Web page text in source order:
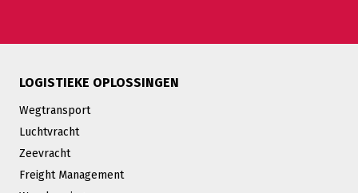
LOGISTIEKE OPLOSSINGEN
Wegtransport
Luchtvracht
Zeevracht
Freight Management